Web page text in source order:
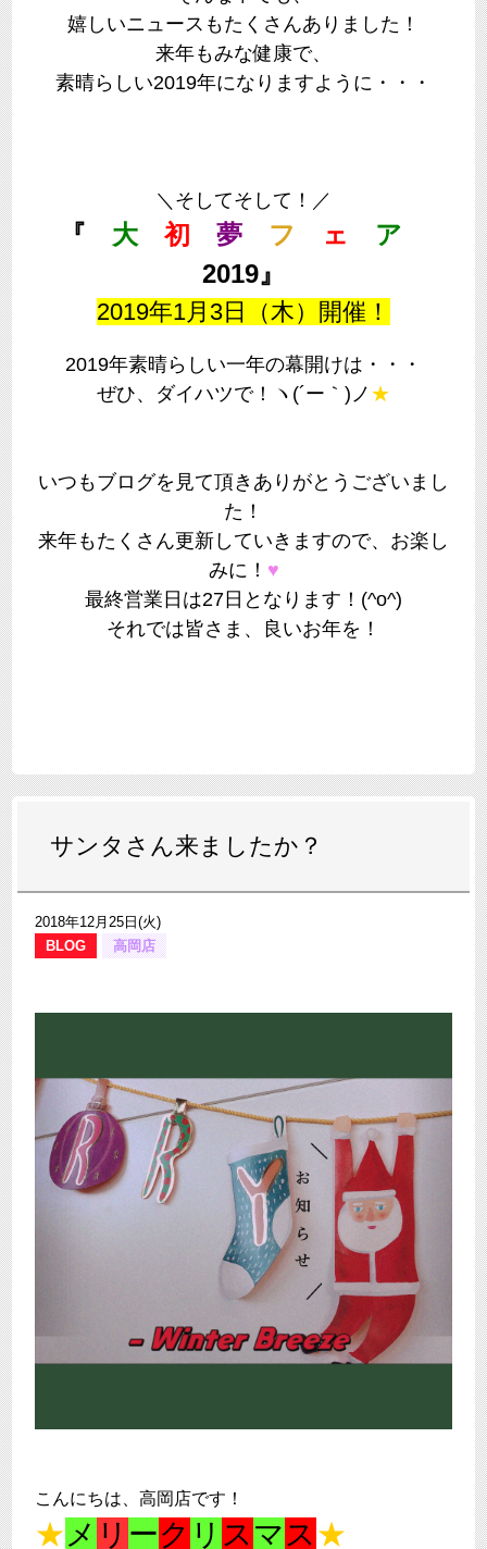
嬉しいニュースもたくさんありました！
来年もみな健康で、
素晴らしい2019年になりますように・・・
＼そしてそして！／
『 大 初 夢 フ ェ
ア
2019』
2019年1月3日（木）開催！
2019年素晴らしい一年の幕開けは・・・
ぜひ、ダイハツで！ヽ(´ー｀)ノ ★
いつもブログを見て頂きありがとうございまし
た！
来年もたくさん更新していきますので、お楽し
みに！ ♥
最終営業日は27日となります！(^o^)
それでは皆さま、良いお年を！
サンタさん来ましたか？
2018年12月25日(火)
BLOG
高岡店
こんにちは、高岡店です！
★ メ リ ーク リ ス マ ス ★